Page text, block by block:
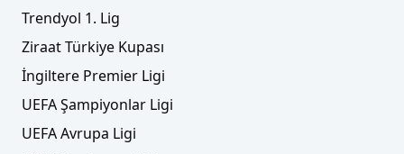
Trendyol 1. Lig
Ziraat Türkiye Kupası
İngiltere Premier Ligi
UEFA Şampiyonlar Ligi
UEFA Avrupa Ligi